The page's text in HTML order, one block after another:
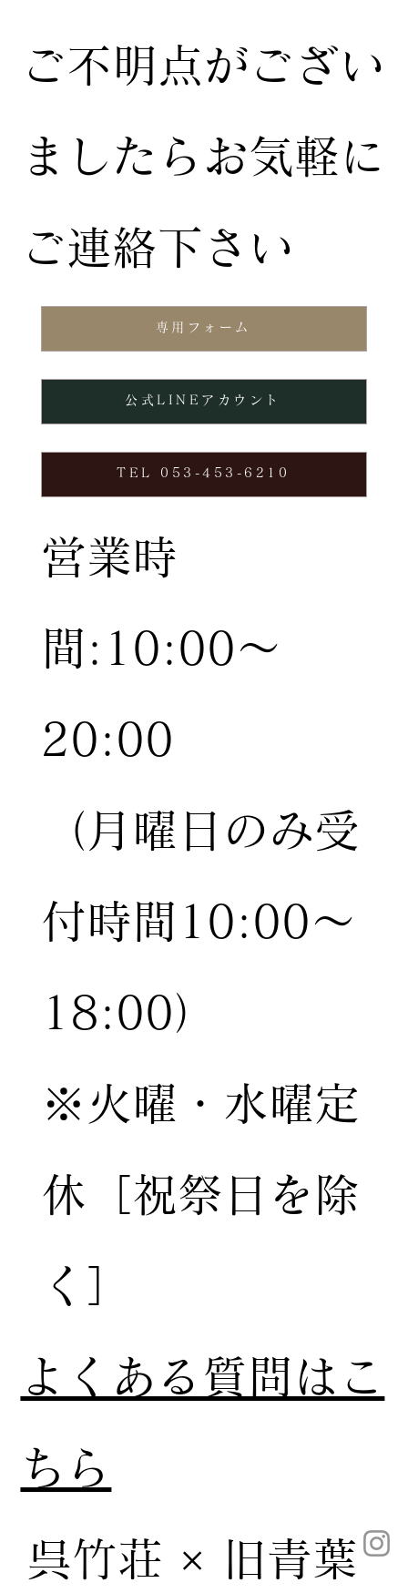
専用フォーム
TEL 053-453-6210
公式LINEアカウント
ご不明点がござい
ましたらお気軽に
ご連絡下さい
営業時
間:10:00〜
20:00
（月曜日のみ受
付時間10:00〜
18:00）
※火曜・水曜定
休［祝祭日を除
く］
呉竹荘 × 旧青葉
​よくある質問はこ
ちら